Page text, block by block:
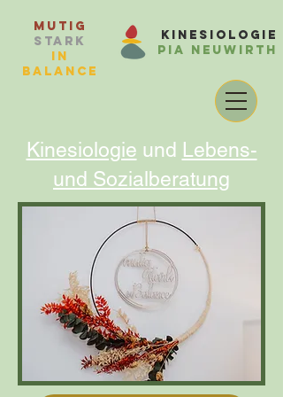
Kinesiologie
Pia Neuwirth
Mutig
Stark
in
balance
Kinesiologie und Lebens-
und Sozialberatung